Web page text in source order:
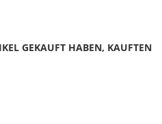
GEKAUFT HABEN, KAUFTEN